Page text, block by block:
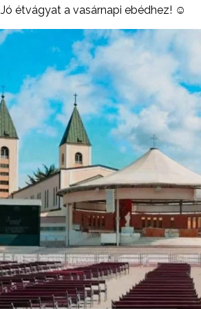
Jó étvágyat a vasárnapi ebédhez! ☺